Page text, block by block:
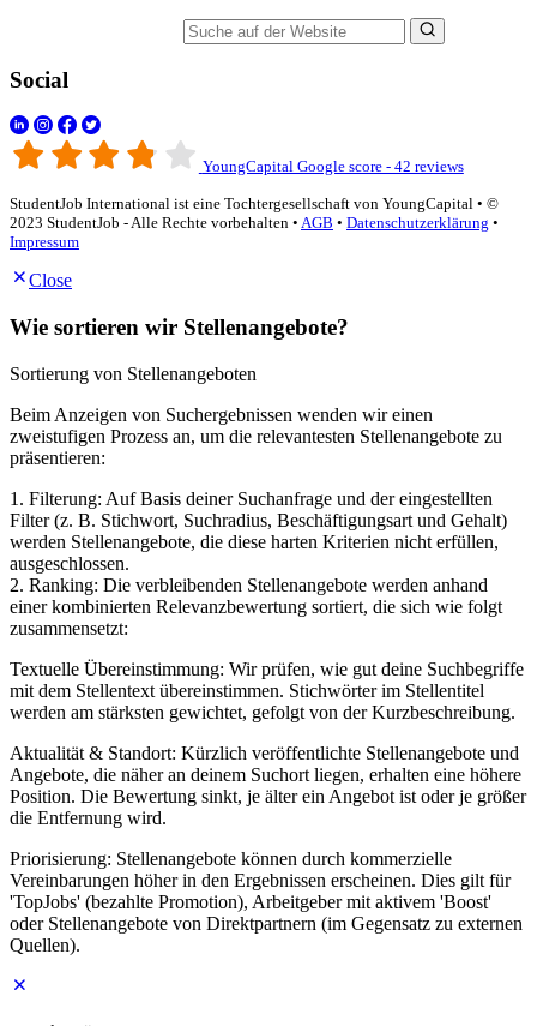
Social
YoungCapital Google score - 42 reviews
StudentJob International ist eine Tochtergesellschaft von YoungCapital • ©
2023 StudentJob - Alle Rechte vorbehalten • AGB • Datenschutzerklärung •
Impressum
Close
Wie sortieren wir Stellenangebote?
Sortierung von Stellenangeboten
Beim Anzeigen von Suchergebnissen wenden wir einen
zweistufigen Prozess an, um die relevantesten Stellenangebote zu
präsentieren:
1. Filterung: Auf Basis deiner Suchanfrage und der eingestellten
Filter (z. B. Stichwort, Suchradius, Beschäftigungsart und Gehalt)
werden Stellenangebote, die diese harten Kriterien nicht erfüllen,
ausgeschlossen.
2. Ranking: Die verbleibenden Stellenangebote werden anhand
einer kombinierten Relevanzbewertung sortiert, die sich wie folgt
zusammensetzt:
Textuelle Übereinstimmung: Wir prüfen, wie gut deine Suchbegriffe
mit dem Stellentext übereinstimmen. Stichwörter im Stellentitel
werden am stärksten gewichtet, gefolgt von der Kurzbeschreibung.
Aktualität & Standort: Kürzlich veröffentlichte Stellenangebote und
Angebote, die näher an deinem Suchort liegen, erhalten eine höhere
Position. Die Bewertung sinkt, je älter ein Angebot ist oder je größer
die Entfernung wird.
Priorisierung: Stellenangebote können durch kommerzielle
Vereinbarungen höher in den Ergebnissen erscheinen. Dies gilt für
'TopJobs' (bezahlte Promotion), Arbeitgeber mit aktivem 'Boost'
oder Stellenangebote von Direktpartnern (im Gegensatz zu externen
Quellen).